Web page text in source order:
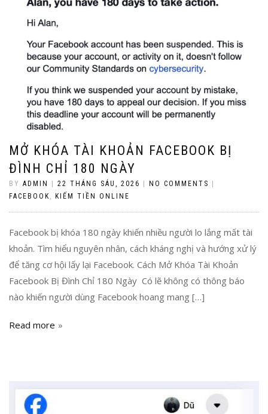
MỞ KHÓA TÀI KHOẢN FACEBOOK BỊ
ĐÌNH CHỈ 180 NGÀY
BY ADMIN 22 THÁNG SÁU, 2026 NO COMMENTS
FACEBOOK, KIẾM TIỀN ONLINE
Facebook bị khóa 180 ngày khiến nhiều người lo lắng mất tài
khoản. Tìm hiểu nguyên nhân, cách kháng nghị và hướng xử lý
để tăng cơ hội lấy lại Facebook. Cách Mở Khóa Tài Khoản
Facebook Bị Đình Chỉ 180 Ngày Có lẽ không có thông báo
nào khiến người dùng Facebook hoang mang […]
Read more